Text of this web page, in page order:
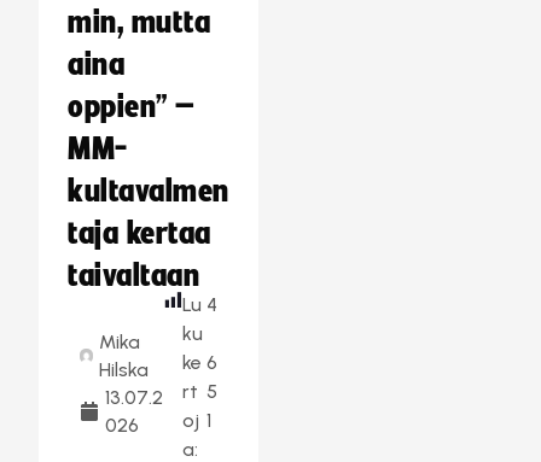
min, mutta
aina
oppien” –
MM-
kultavalmen
taja kertaa
taivaltaan
Mika
Hilska
13.07.2
026
Lu
ku
ke
rt
oj
a:
4
6
5
1